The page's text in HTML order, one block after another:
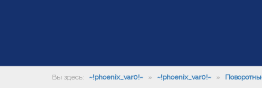
Вы здесь: ~!phoenix_var0!~ » ~!phoenix_var0!~ »